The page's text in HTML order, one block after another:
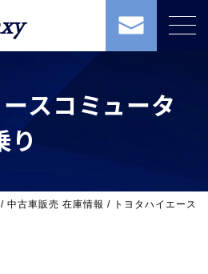
スコミュータ
り
/ 中古車販売 在庫情報 / トヨタハイエース